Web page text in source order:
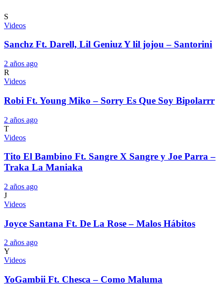
S
Videos
Sanchz Ft. Darell, Lil Geniuz Y lil jojou – Santorini
2 años ago
R
Videos
Robi Ft. Young Miko – Sorry Es Que Soy Bipolarrr
2 años ago
T
Videos
Tito El Bambino Ft. Sangre X Sangre y Joe Parra –
Traka La Maniaka
2 años ago
J
Videos
Joyce Santana Ft. De La Rose – Malos Hábitos
2 años ago
Y
Videos
YoGambii Ft. Chesca – Como Maluma